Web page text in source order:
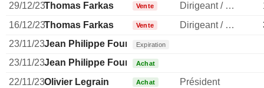
29/12/23Thomas Farkas Vente Dirigeant / cadre principal
16/12/23Thomas Farkas Vente Dirigeant / cadre principal
23/11/23Jean Philippe FournierExpiration
23/11/23Jean Philippe FournierAchat
22/11/23Olivier Legrain Achat
Président